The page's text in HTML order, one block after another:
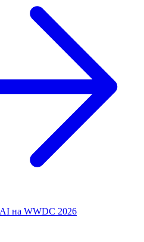
на WWDC 2026